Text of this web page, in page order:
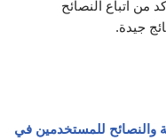
من اتباع النصائح
جيدة.
الشاملة والنصائح للمستخدمين في